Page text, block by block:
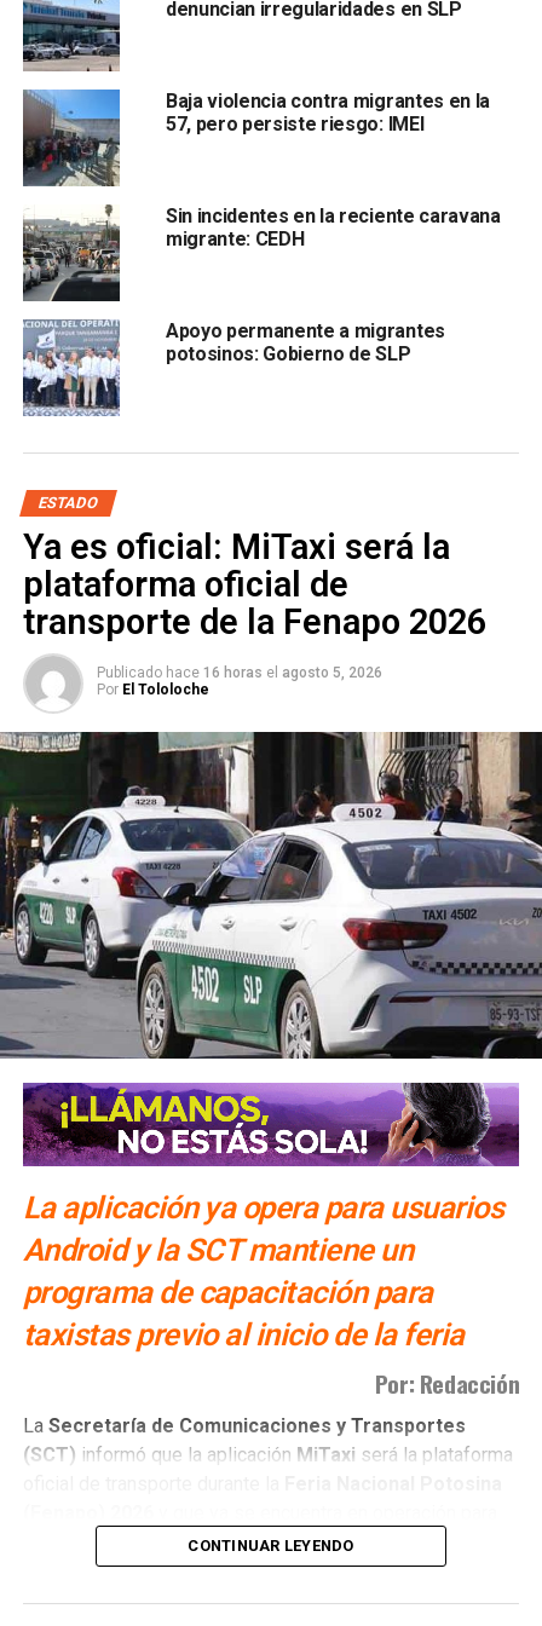
Sánchez Lara subrayó que el objetivo es la formalidad.
“Nosotros estamos abatiendo la informalidad, ahí no
podemos fomentarla
“, sostuvo, al señalar que el
porcentaje de informalidad en el estado todavía es
elevado pero va a la baja.
La mayor parte de los empleos que ocupan los
migrantes corresponde al sector industrial y
manufacturero
específicas están concentrados.
También lee:Se inauguran nuevas rutas aéreas de Volaris
en SLP
ARTÍCULOS RELACIONADOS:
CRISÓGONO SÁNCHEZ LARA
MIGRANTES
SECRETARÍA DE TRABAJO Y PREVISIÓN SOCIAL
SIGUIENTE
SLP suma empleo formal mientras 20 estados del
país retroceden
NO TE PIERDAS
Se inauguran nuevas rutas aéreas de Volaris en SLP
denuncian irregularidades en SLP
Baja violencia contra migrantes en la
57, pero persiste riesgo: IMEI
Sin incidentes en la reciente caravana
migrante: CEDH
Apoyo permanente a migrantes
potosinos: Gobierno de SLP
ESTADO
Ya es oficial: MiTaxi será la
plataforma oficial de
transporte de la Fenapo 2026
Publicado hace 16 horas el agosto 5, 2026
Por El Tololoche
La aplicación ya opera para usuarios
Android y la SCT mantiene un
programa de capacitación para
taxistas previo al inicio de la feria
Por: Redacción
La Secretaría de Comunicaciones y Transportes
(SCT) informó que la aplicación MiTaxi será la plataforma
usuarios con dispositivosAndroid.
CONTINUAR LEYENDO